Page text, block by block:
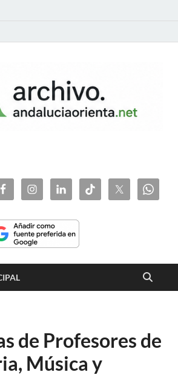
de Profesores de
Música y